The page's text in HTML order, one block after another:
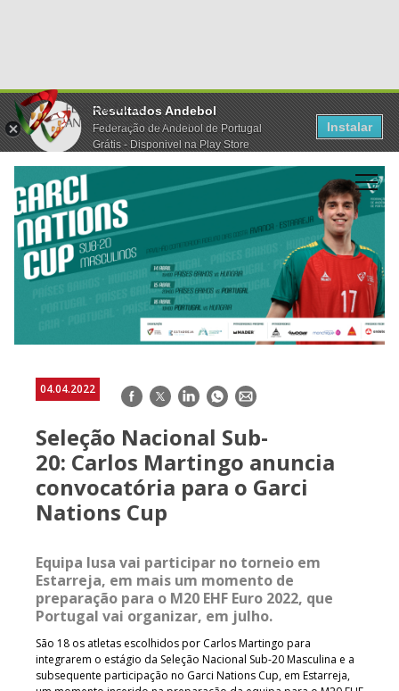
Resultados Andebol
Federação de Andebol de Portugal
Grátis - Disponivel na Play Store
Instalar
04.04.2022 Facebook
TwitterLinkedInWhatsApp
E-
Seleção Nacional Sub-
20: Carlos Martingo anuncia
convocatória para o Garci
Nations Cup
Equipa lusa vai participar no torneio em
Estarreja, em mais um momento de
preparação para o M20 EHF Euro 2022, que
Portugal vai organizar, em julho.
São 18 os atletas escolhidos por Carlos Martingo para
integrarem o estágio da Seleção Nacional Sub-20 Masculina e a
subsequente participação no Garci Nations Cup, em Estarreja,